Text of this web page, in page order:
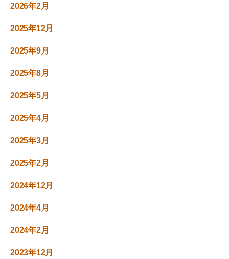
2026年2月
2025年12月
2025年9月
2025年8月
2025年5月
2025年4月
2025年3月
2025年2月
2024年12月
2024年4月
2024年2月
2023年12月